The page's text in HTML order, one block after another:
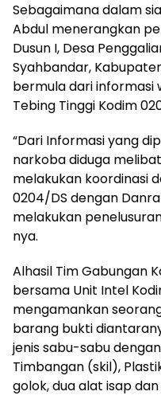
Sebagaimana dalam
Abdul menerangkan
Dusun I, Desa
Syahbandar,
bermula dari informasi
Tebing Tinggi Kodim
“Dari Informasi yang
narkoba diduga
melakukan koordinasi
0204/DS dengan
melakukan
nya.
Alhasil Tim Gabungan
bersama Unit Intel
mengamankan
barang bukti
jenis sabu-sabu
Timbangan (skil),
golok, dua alat isap